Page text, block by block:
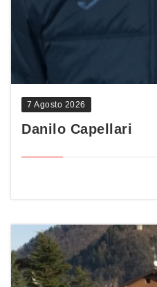
7 Agosto 2026
Danilo Capellari